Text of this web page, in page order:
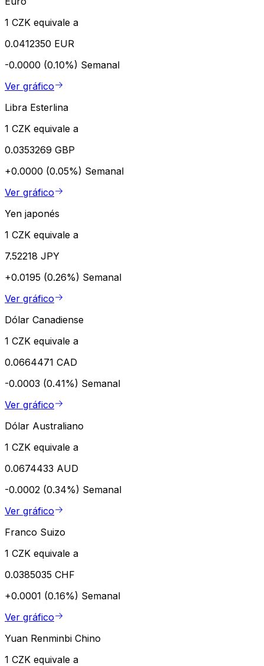
1 CZK equivale a
0.0412350 EUR
-0.0000 (0.10%) Semanal
Ver gráfico
Libra Esterlina
1 CZK equivale a
0.0353269 GBP
+0.0000 (0.05%) Semanal
Ver gráfico
Yen japonés
1 CZK equivale a
7.52218 JPY
+0.0195 (0.26%) Semanal
Ver gráfico
Dólar Canadiense
1 CZK equivale a
0.0664471 CAD
-0.0003 (0.41%) Semanal
Ver gráfico
Dólar Australiano
1 CZK equivale a
0.0674433 AUD
-0.0002 (0.34%) Semanal
Ver gráfico
Franco Suizo
1 CZK equivale a
0.0385035 CHF
+0.0001 (0.16%) Semanal
Ver gráfico
Yuan Renminbi Chino
1 CZK equivale a